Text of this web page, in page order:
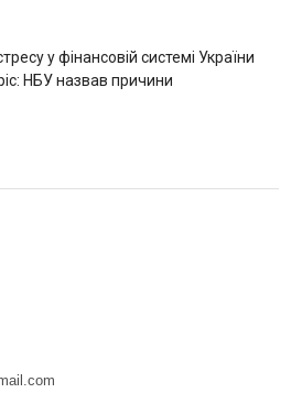
у фінансовій системі України
НБУ назвав причини